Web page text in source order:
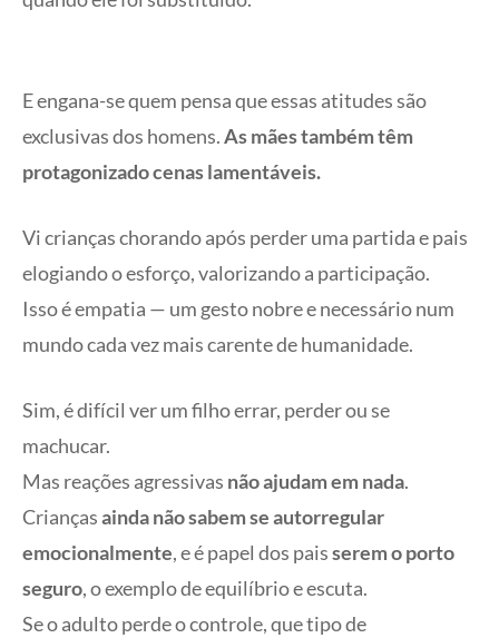
E engana-se quem pensa que essas atitudes são
exclusivas dos homens.As mães também têm
protagonizado cenas lamentáveis.
Vi crianças chorando após perder uma partida e pais
elogiando o esforço, valorizando a participação.
Isso é empatia — um gesto nobre e necessário num
mundo cada vez mais carente de humanidade.
Sim, é difícil ver um filho errar, perder ou se
machucar.
Mas reações agressivas não ajudam em nada.
Criançasainda não sabem se autorregular
emocionalmente, e é papel dos paisserem o porto
seguro, o exemplo de equilíbrio e escuta.
Se o adulto perde o controle, que tipo de